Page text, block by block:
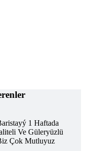
1 Haftada
Ve Güleryüzlü
Çok Mutluyuz